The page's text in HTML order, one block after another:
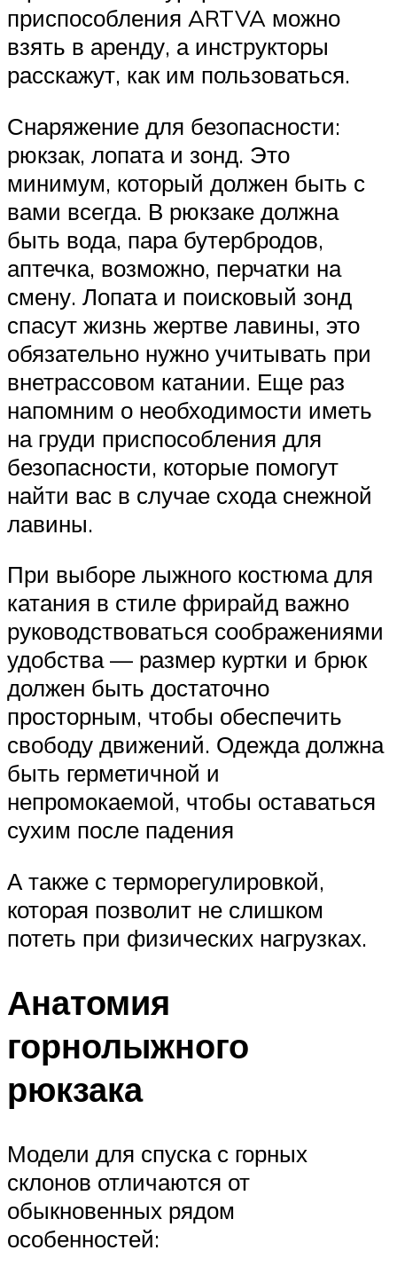
приспособления ARTVA можно
взять в аренду, а инструкторы
расскажут, как им пользоваться.
Снаряжение для безопасности:
рюкзак, лопата и зонд. Это
минимум, который должен быть с
вами всегда. В рюкзаке должна
быть вода, пара бутербродов,
аптечка, возможно, перчатки на
смену. Лопата и поисковый зонд
спасут жизнь жертве лавины, это
обязательно нужно учитывать при
внетрассовом катании. Еще раз
напомним о необходимости иметь
на груди приспособления для
безопасности, которые помогут
найти вас в случае схода снежной
лавины.
При выборе лыжного костюма для
катания в стиле фрирайд важно
руководствоваться соображениями
удобства — размер куртки и брюк
должен быть достаточно
просторным, чтобы обеспечить
свободу движений. Одежда должна
быть герметичной и
непромокаемой, чтобы оставаться
сухим после падения
А также с терморегулировкой,
которая позволит не слишком
потеть при физических нагрузках.
Анатомия
горнолыжного
рюкзака
Модели для спуска с горных
склонов отличаются от
обыкновенных рядом
особенностей: